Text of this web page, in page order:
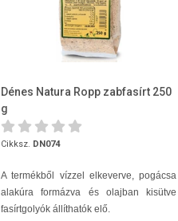
Dénes Natura Ropp zabfasírt 250
g
Cikksz. DN074
A termékből vízzel elkeverve, pogácsa
alakúra formázva és olajban kisütve
fasírtgolyók állíthatók elő.